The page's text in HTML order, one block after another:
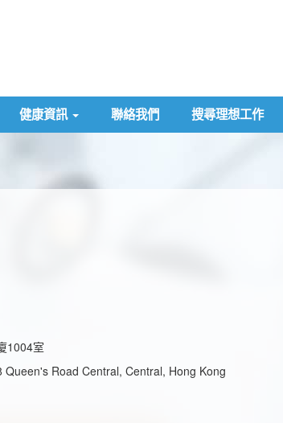
健康資訊 聯絡我們 搜尋理想工作
1004室
Road Central, Central, Hong Kong